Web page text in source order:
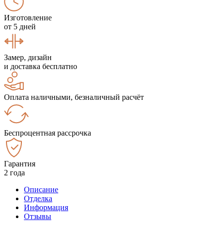
Изготовление
от 5 дней
Замер, дизайн
и доставка бесплатно
Оплата наличными, безналичный расчёт
Беспроцентная рассрочка
Гарантия
2 года
Описание
Отделка
Информация
Отзывы